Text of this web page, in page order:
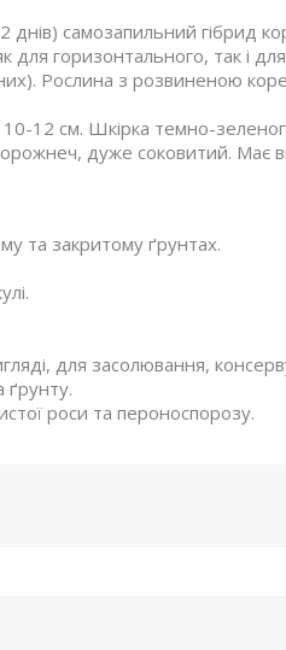
днів) самозапильний гібрид
для горизонтального, так і
Рослина з розвиненою
12 см. Шкірка темно-
дуже соковитий. Має
та закритому ґрунтах.
для засолювання,
ґрунту.
роси та пероноспорозу.